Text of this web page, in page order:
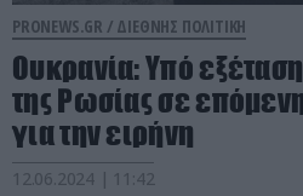
PRONEWS.GR / ΔΙΕΘΝΗΣ ΠΟΛΙΤΙΚΗ
Ουκρανία: Yπό
της Ρωσίας σε
για την ειρήνη
12.06.2024 | 11:42